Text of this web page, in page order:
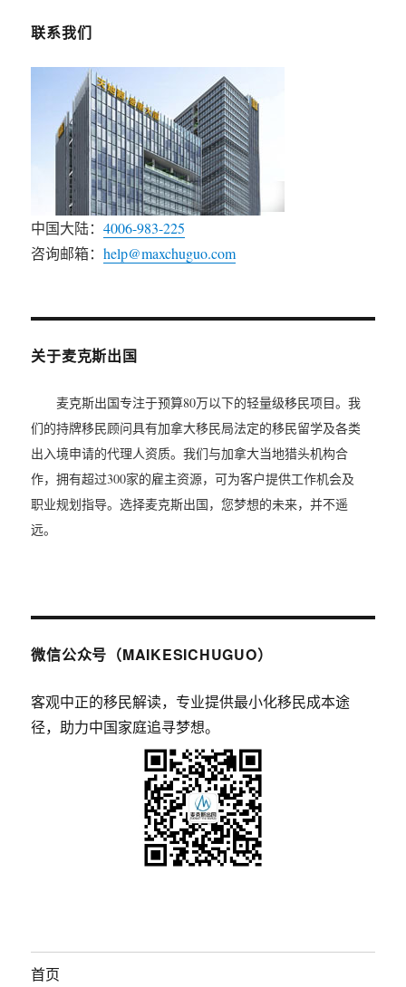
联系我们
中国大陆：4006-983-225
咨询邮箱：help@maxchuguo.com
关于麦克斯出国
麦克斯出国专注于预算80万以下的轻量级移民项目。我
们的持牌移民顾问具有加拿大移民局法定的移民留学及各类
出入境申请的代理人资质。我们与加拿大当地猎头机构合
作，拥有超过300家的雇主资源，可为客户提供工作机会及
职业规划指导。选择麦克斯出国，您梦想的未来，并不遥
远。
微信公众号（MAIKESICHUGUO）
客观中正的移民解读，专业提供最小化移民成本途
径，助力中国家庭追寻梦想。
首页